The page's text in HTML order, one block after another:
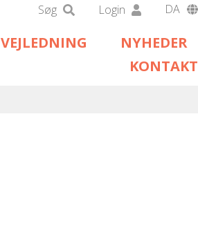
Søg Login
DA
DE
VEJLEDNING
NYHEDER
KONTAKT